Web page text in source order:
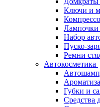
Ключи и
Лампочки
Набор
Пуско-
Ремни
Автокосметика
Губки и
Средства